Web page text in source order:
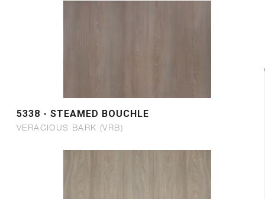
5338 - STEAMED BOUCHLE
VERACIOUS BARK (VRB)